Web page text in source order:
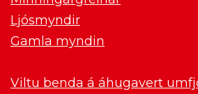
Ljósmyndir
Gamla myndin
Viltu benda á áhugavert